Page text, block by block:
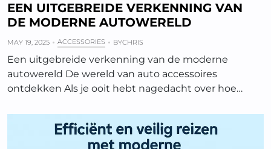
EEN UITGEBREIDE VERKENNING VAN
DE MODERNE AUTOWERELD
MAY 19, 2025 ACCESSORIES BYCHRIS
Een uitgebreide verkenning van de moderne
autowereld De wereld van auto accessoires
ontdekken Als je ooit hebt nagedacht over hoe…